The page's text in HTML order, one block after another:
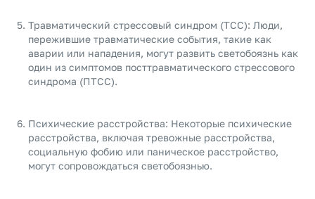
Травматический стрессовый синдром (ТСС): Люди,
пережившие травматические события, такие как
аварии или нападения, могут развить светобоязнь как
один из симптомов посттравматического стрессового
синдрома (ПТСС).
Психические расстройства: Некоторые психические
расстройства, включая тревожные расстройства,
социальную фобию или паническое расстройство,
могут сопровождаться светобоязнью.